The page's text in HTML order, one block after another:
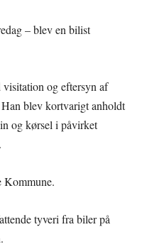
– blev en bilist
og eftersyn af
blev kortvarigt anholdt
og kørsel i påvirket
Kommune.
tyveri fra biler på